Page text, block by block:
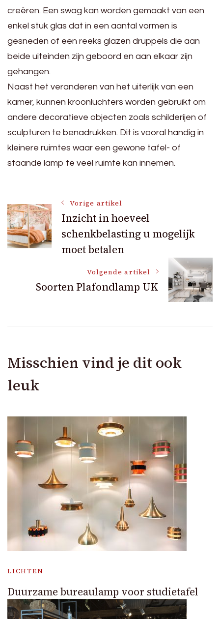
creëren. Een swag kan worden gemaakt van een
enkel stuk glas dat in een aantal vormen is
gesneden of een reeks glazen druppels die aan
beide uiteinden zijn geboord en aan elkaar zijn
gehangen.
Naast het veranderen van het uiterlijk van een
kamer, kunnen kroonluchters worden gebruikt om
andere decoratieve objecten zoals schilderijen of
sculpturen te benadrukken. Dit is vooral handig in
kleinere ruimtes waar een gewone tafel- of
staande lamp te veel ruimte kan innemen.
Bericht
navigatie
Vorige artikel
Inzicht in hoeveel
schenkbelasting u mogelijk
moet betalen
Volgende artikel
Soorten Plafondlamp UK
Misschien vind je dit ook
leuk
LICHTEN
Duurzame bureaulamp voor studietafel